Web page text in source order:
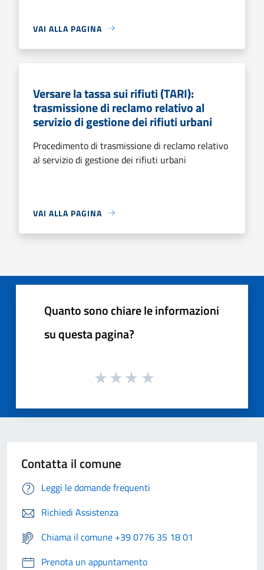
VAI ALLA PAGINA
Versare la tassa sui rifiuti (TARI):
trasmissione di reclamo relativo al
servizio di gestione dei rifiuti urbani
Procedimento di trasmissione di reclamo relativo
al servizio di gestione dei rifiuti urbani
VAI ALLA PAGINA
Quanto sono chiare le informazioni
su questa pagina?
Contatta il comune
Leggi le domande frequenti
Richiedi Assistenza
Chiama il comune +39 0776 35 18 01
Prenota un appuntamento